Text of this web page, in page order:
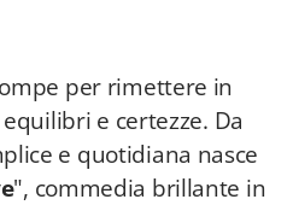
per rimettere in
e certezze. Da
e quotidiana nasce
", commedia brillante in